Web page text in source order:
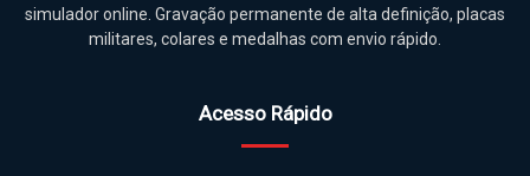
simulador online. Gravação permanente de alta definição, placas
militares, colares e medalhas com envio rápido.
Acesso Rápido